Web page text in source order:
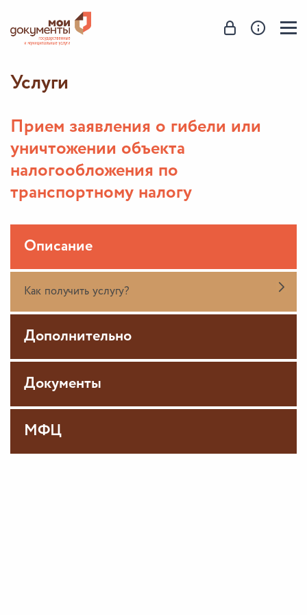
Услуги
Прием заявления о гибели или
уничтожении объекта
налогообложения по
транспортному налогу
Описание
Как получить услугу?
Дополнительно
Документы
МФЦ